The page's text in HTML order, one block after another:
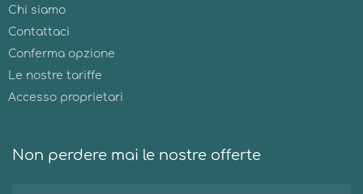
Chi siamo
Contattaci
Conferma opzione
Le nostre tariffe
Accesso proprietari
Non perdere mai le nostre offerte